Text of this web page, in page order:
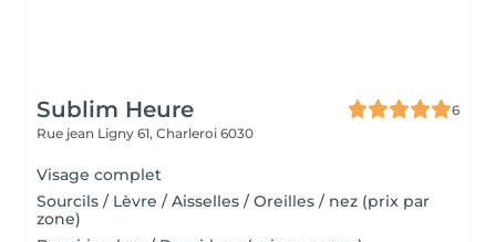
Sublim Heure
6
Rue jean Ligny 61, Charleroi 6030
Visage complet
Sourcils / Lèvre / Aisselles / Oreilles / nez (prix par
zone)